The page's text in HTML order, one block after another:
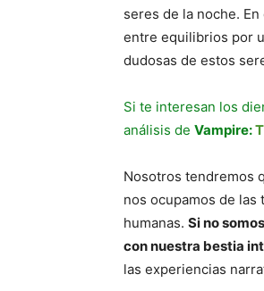
seres de la noche.
entre equilibrios por
dudosas de estos
Si te interesan los
análisis de Vampire:
Nosotros tendremos
nos ocupamos de
humanas. Si no
con nuestra bestia
las experiencias